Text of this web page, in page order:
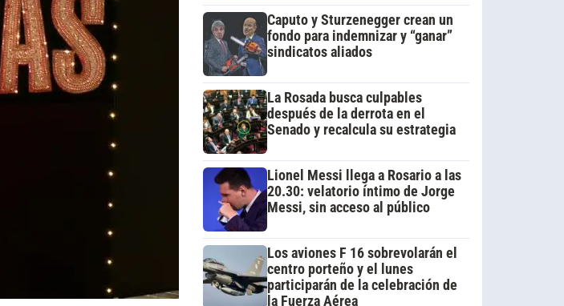
Caputo y Sturzenegger crean un
fondo para indemnizar y “ganar”
sindicatos aliados
La Rosada busca culpables
después de la derrota en el
Senado y recalcula su estrategia
Lionel Messi llega a Rosario a las
20.30: velatorio íntimo de Jorge
Messi, sin acceso al público
Los aviones F 16 sobrevolarán el
centro porteño y el lunes
participarán de la celebración de
la Fuerza Aérea